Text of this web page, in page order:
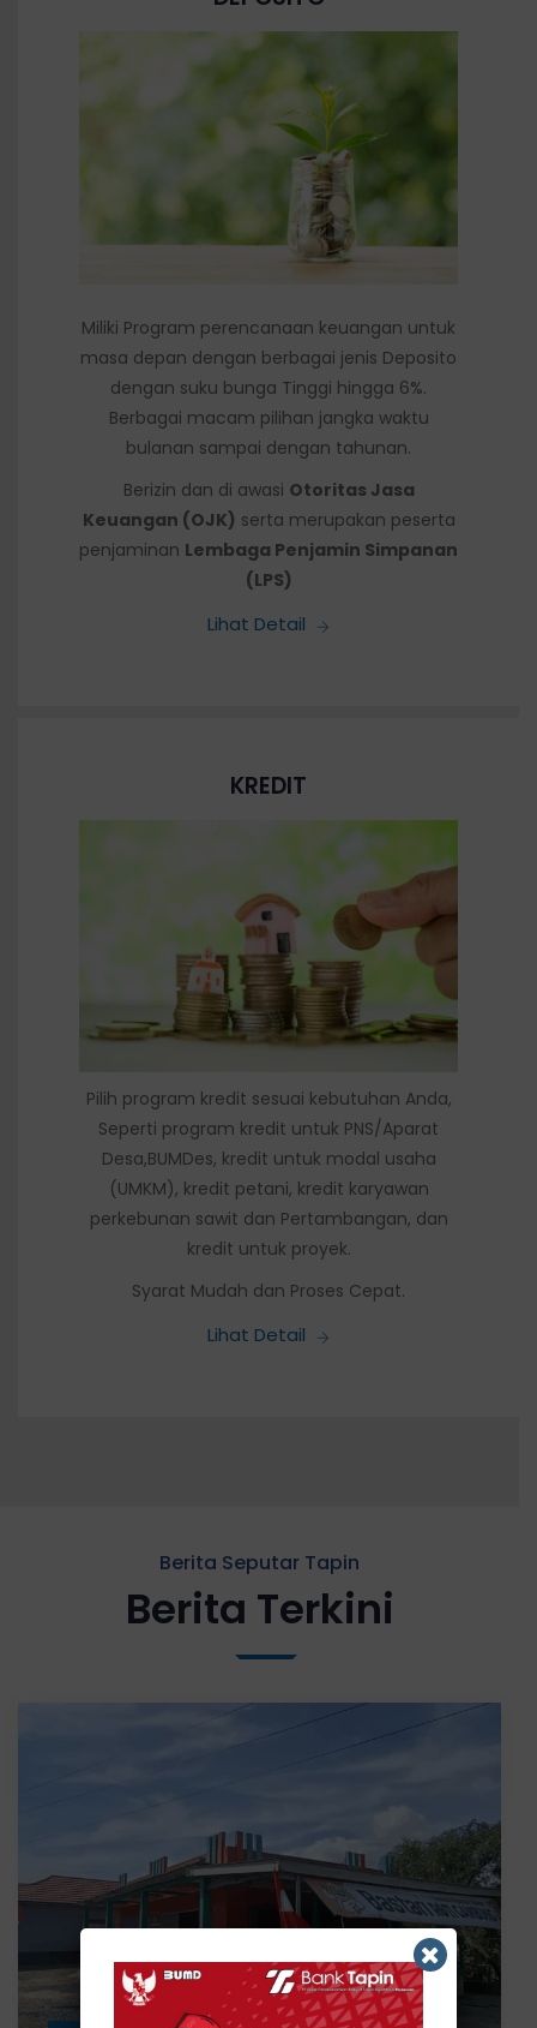
Miliki Program perencanaan keuangan untuk
masa depan dengan berbagai jenis Deposito
dengan suku bunga Tinggi hingga 6%.
Berbagai macam pilihan jangka waktu
bulanan sampai dengan tahunan.
Berizin dan di awasi Otoritas Jasa
Keuangan (OJK) serta merupakan peserta
penjaminan Lembaga Penjamin Simpanan
(LPS)
Lihat Detail
KREDIT
Pilih program kredit sesuai kebutuhan Anda,
Seperti program kredit untuk PNS/Aparat
Desa,BUMDes, kredit untuk modal usaha
(UMKM), kredit petani, kredit karyawan
perkebunan sawit dan Pertambangan, dan
kredit untuk proyek.
Syarat Mudah dan Proses Cepat.
Lihat Detail
Berita Seputar Tapin
Berita Terkini